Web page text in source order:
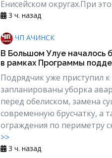
Енисейском округах.При
3 ч. назад
ЧП АЧИНСК
В Большом Улуе началось
в рамках Программы
Подрядчик уже приступил
запланированы уборка
перед обелиском, замена
современную брусчатку, а
ограждения по периметру
>>
3 ч. назад